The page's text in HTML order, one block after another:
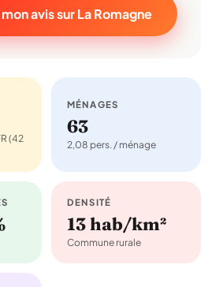
avis sur La Romagne
(42
MÉNAGES
63
2,08 pers. / ménage
DENSITÉ
13 hab/km²
Commune rurale